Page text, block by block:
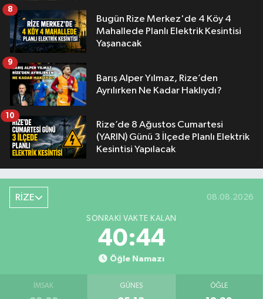
Bugün Rize Merkez'de 4 Köy 4
Mahallede Planlı Elektrik Kesintisi
Yaşanacak
8
Barış Alper Yılmaz, Rize’den
Ayrılırken Ne Kadar Haklıydı?
9
Rize’de 8 Ağustos Cumartesi
(YARIN) Günü 3 İlçede Planlı Elektrik
Kesintisi Yapılacak
10
RİZE 08.08.2026
SONRAKI VAKTE KALAN
40:44
Öğle Namazı
İMSAK GÜNEŞ ÖĞLE